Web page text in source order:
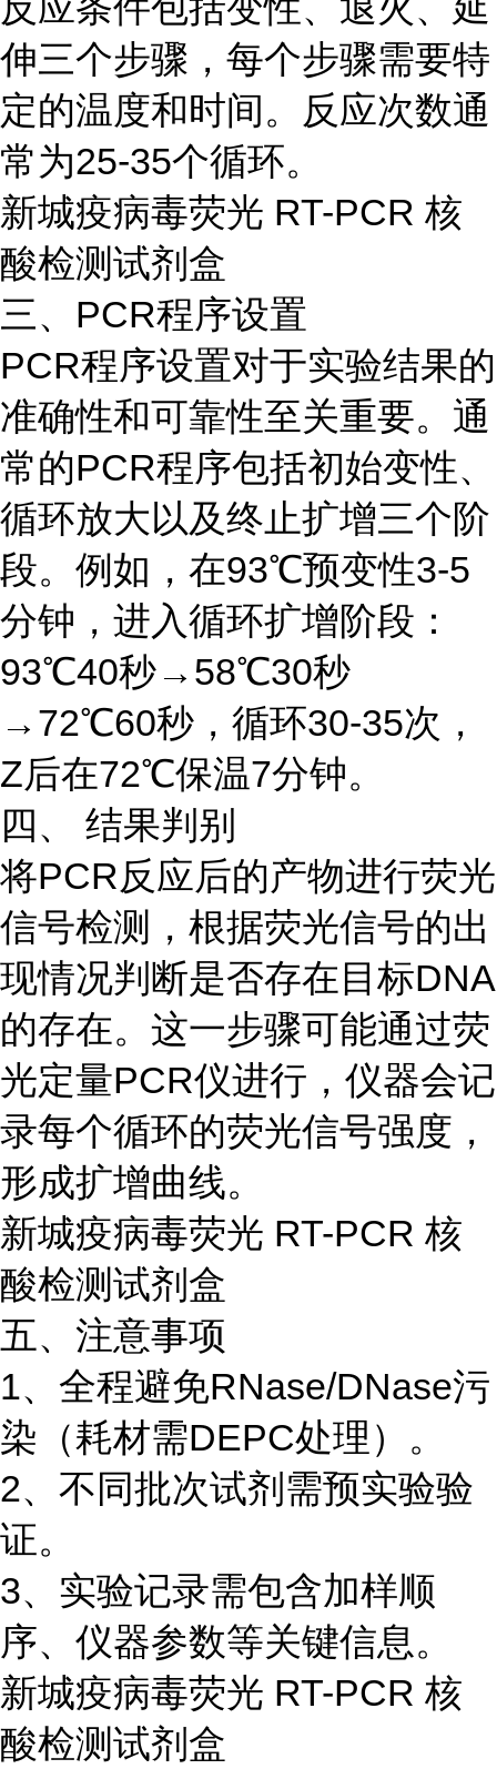
伸三个步骤，每个步骤需要特
定的温度和时间。反应次数通
常为25-35个循环。
新城疫病毒荧光 RT-PCR 核
酸检测试剂盒
三、PCR程序设置
PCR程序设置对于实验结果的
准确性和可靠性至关重要。通
常的PCR程序包括初始变性、
循环放大以及终止扩增三个阶
段。例如，在93℃预变性3-5
分钟，进入循环扩增阶段：
93℃40秒→58℃30秒
→72℃60秒，循环30-35次，
Z后在72℃保温7分钟。
四、 结果判别
将PCR反应后的产物进行荧光
信号检测，根据荧光信号的出
现情况判断是否存在目标DNA
的存在。这一步骤可能通过荧
光定量PCR仪进行，仪器会记
录每个循环的荧光信号强度，
形成扩增曲线。
新城疫病毒荧光 RT-PCR 核
酸检测试剂盒
五、注意事项
1、全程避免RNase/DNase污
染（耗材需DEPC处理）。
2、不同批次试剂需预实验验
证。
3、实验记录需包含加样顺
序、仪器参数等关键信息。
新城疫病毒荧光 RT-PCR 核
酸检测试剂盒